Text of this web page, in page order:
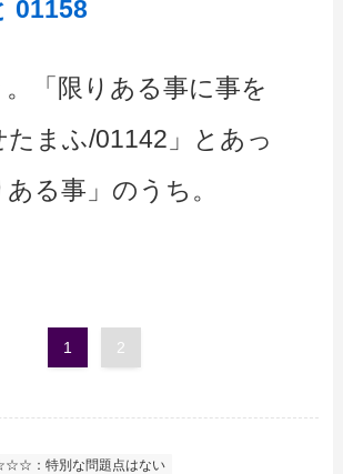
01158
。「限りある事に事を
たまふ/01142」とあっ
る事」のうち。
1 2
：特別な問題点はない